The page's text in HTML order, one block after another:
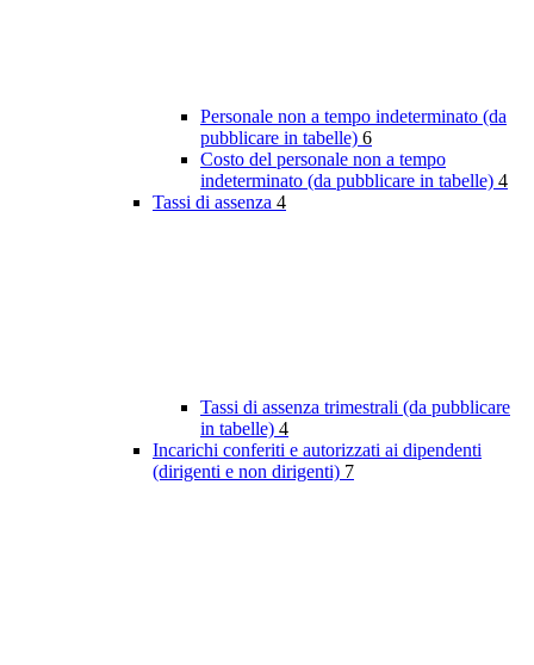
Personale non a tempo indeterminato (da
pubblicare in tabelle) 6
Costo del personale non a tempo
indeterminato (da pubblicare in tabelle) 4
Tassi di assenza 4
Tassi di assenza trimestrali (da pubblicare
in tabelle) 4
Incarichi conferiti e autorizzati ai dipendenti
(dirigenti e non dirigenti) 7